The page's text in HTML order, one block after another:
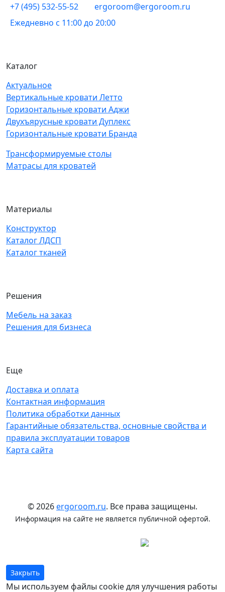
+7 (495) 532-55-52
ergoroom@ergoroom.ru
Ежедневно с 11:00 до 20:00
Каталог
Актуальное
Вертикальные кровати Летто
Горизонтальные кровати Аджи
Двухъярусные кровати Дуплекс
Горизонтальные кровати Бранда
Трансформируемые столы
Матрасы для кроватей
Материалы
Конструктор
Каталог ЛДСП
Каталог тканей
Решения
Мебель на заказ
Решения для бизнеса
Еще
Доставка и оплата
Контактная информация
Политика обработки данных
Гарантийные обязательства, основные свойства и
правила эксплуатации товаров
Карта сайта
© 2026ergoroom.ru. Все права защищены.
Информация на сайте не является публичной офертой.
Закрыть
Мы используем файлы cookie для улучшения работы